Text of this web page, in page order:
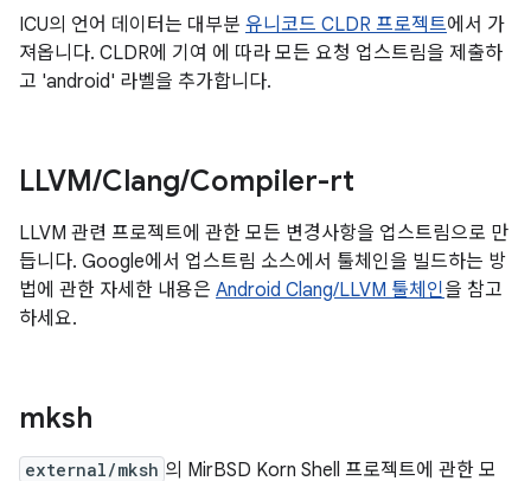
ICU의 언어 데이터는 대부분 유니코드 CLDR 프로젝트에서 가
져옵니다. CLDR에 기여 에 따라 모든 요청 업스트림을 제출하
고 'android' 라벨을 추가합니다.
LLVM/Clang/Compiler-rt
LLVM 관련 프로젝트에 관한 모든 변경사항을 업스트림으로 만
듭니다. Google에서 업스트림 소스에서 툴체인을 빌드하는 방
법에 관한 자세한 내용은 Android Clang/LLVM 툴체인을 참고
하세요.
mksh
external/mksh 의 MirBSD Korn Shell 프로젝트에 관한 모